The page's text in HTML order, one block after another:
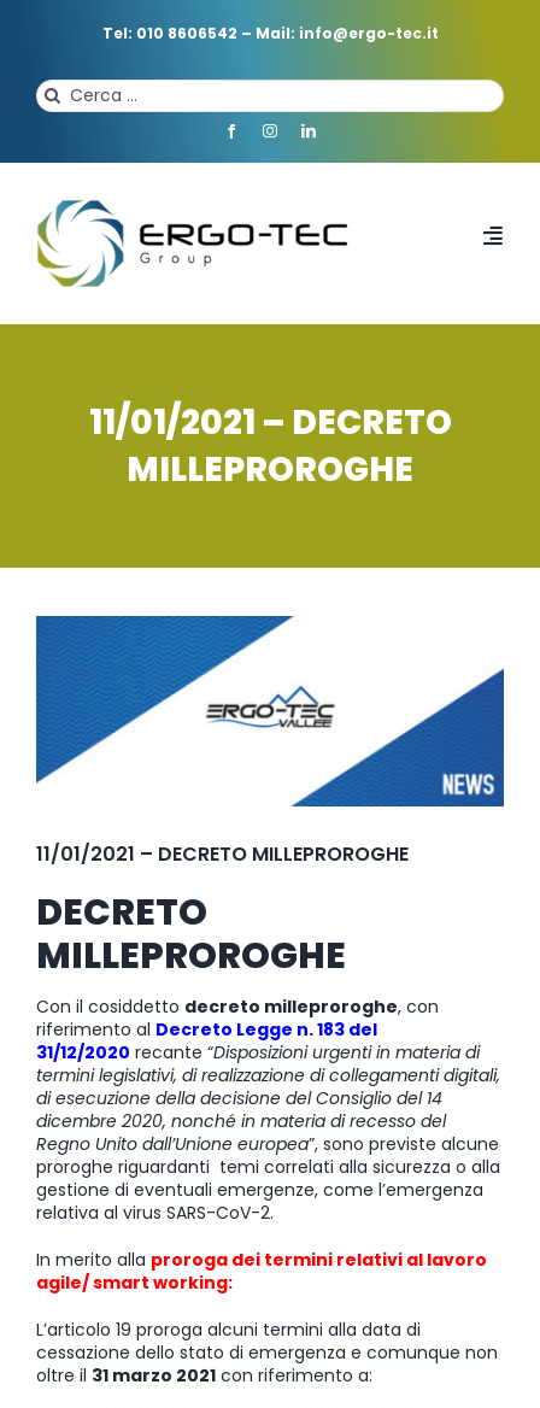
Tel: 010 8606542 – Mail: info@ergo-tec.it
Cerca
per:
HOME
CHI SIAMO
PROFESSIONISTI
SERVIZI
EVENTI NOVITÀ
11/01/2021 – DECRETO
MILLEPROROGHE
Ingrandisci
immagine
11/01/2021 – DECRETO MILLEPROROGHE
DECRETO
MILLEPROROGHE
Con il cosiddetto decreto milleproroghe, con
riferimento al Decreto Legge n. 183 del
31/12/2020 recante “Disposizioni urgenti in materia di
termini legislativi, di realizzazione di collegamenti digitali,
di esecuzione della decisione del Consiglio del 14
dicembre 2020, nonché in materia di recesso del
Regno Unito dall’Unione europea”, sono previste alcune
proroghe riguardanti temi correlati alla sicurezza o alla
gestione di eventuali emergenze, come l’emergenza
relativa al virus SARS-CoV-2.
In merito alla proroga dei termini relativi al lavoro
agile/ smart working:
L’articolo 19 proroga alcuni termini alla data di
cessazione dello stato di emergenza e comunque non
oltre il 31 marzo 2021 con riferimento a: